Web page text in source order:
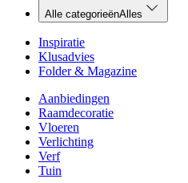
Alle categorieënAlles
Inspiratie
Klusadvies
Folder & Magazine
Aanbiedingen
Raamdecoratie
Vloeren
Verlichting
Verf
Tuin